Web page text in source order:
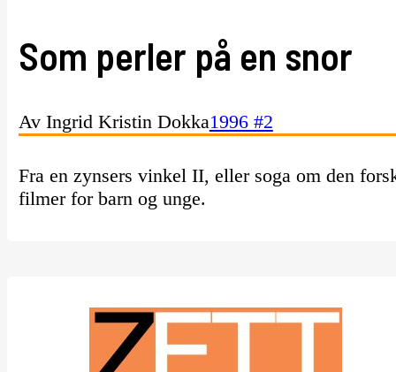
Som perler på en snor
Av Ingrid Kristin Dokka1996 #2
Fra en zynsers vinkel II, eller soga om den
filmer for barn og unge.